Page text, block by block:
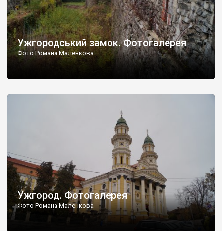
Ужгородський замок. Фотогалерея
Фото Романа Маленкова
Ужгород. Фотогалерея
Фото Романа Маленкова